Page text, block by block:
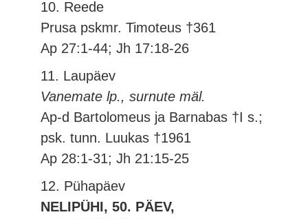
10. Reede
Prusa pskmr. Timoteus †361
Ap 27:1-44; Jh 17:18-26
11. Laupäev
Vanemate lp., surnute mäl.
Ap-d Bartolomeus ja Barnabas †I s.;
psk. tunn. Luukas †1961
Ap 28:1-31; Jh 21:15-25
12. Pühapäev
NELIPÜHI, 50. PÄEV,